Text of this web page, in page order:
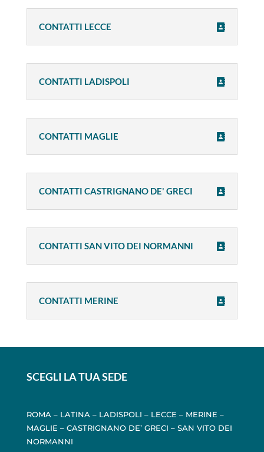
CONTATTI LECCE
CONTATTI LADISPOLI
CONTATTI MAGLIE
CONTATTI CASTRIGNANO DE' GRECI
CONTATTI SAN VITO DEI NORMANNI
CONTATTI MERINE
SCEGLI LA TUA SEDE
ROMA– LATINA– LADISPOLI – LECCE – MERINE –
MAGLIE – CASTRIGNANO DE’ GRECI – SAN VITO DEI
NORMANNI